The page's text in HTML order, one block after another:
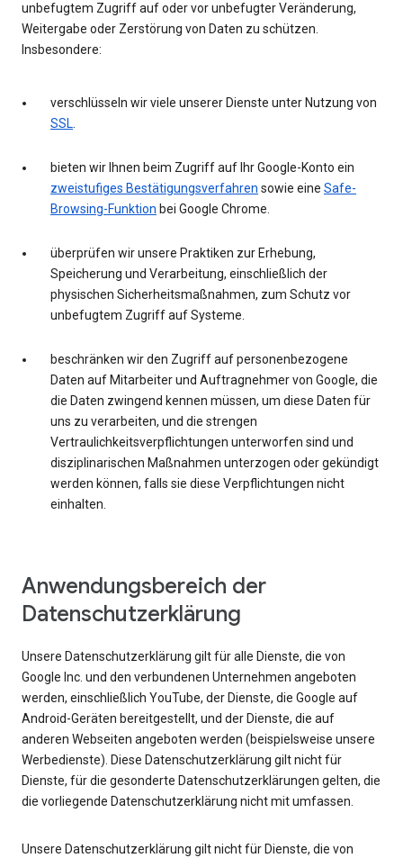
unbefugtem Zugriff auf oder vor unbefugter Veränderung,
Weitergabe oder Zerstörung von Daten zu schützen.
Insbesondere:
verschlüsseln wir viele unserer Dienste unter Nutzung von
SSL.
bieten wir Ihnen beim Zugriff auf Ihr Google-Konto ein
zweistufiges Bestätigungsverfahren sowie eine Safe-
Browsing-Funktion bei Google Chrome.
überprüfen wir unsere Praktiken zur Erhebung,
Speicherung und Verarbeitung, einschließlich der
physischen Sicherheitsmaßnahmen, zum Schutz vor
unbefugtem Zugriff auf Systeme.
beschränken wir den Zugriff auf personenbezogene
Daten auf Mitarbeiter und Auftragnehmer von Google, die
die Daten zwingend kennen müssen, um diese Daten für
uns zu verarbeiten, und die strengen
Vertraulichkeitsverpflichtungen unterworfen sind und
disziplinarischen Maßnahmen unterzogen oder gekündigt
werden können, falls sie diese Verpflichtungen nicht
einhalten.
Anwendungsbereich der
Datenschutzerklärung
Unsere Datenschutzerklärung gilt für alle Dienste, die von
Google Inc. und den verbundenen Unternehmen angeboten
werden, einschließlich YouTube, der Dienste, die Google auf
Android-Geräten bereitgestellt, und der Dienste, die auf
anderen Webseiten angeboten werden (beispielsweise unsere
Werbedienste). Diese Datenschutzerklärung gilt nicht für
Dienste, für die gesonderte Datenschutzerklärungen gelten, die
die vorliegende Datenschutzerklärung nicht mit umfassen.
Unsere Datenschutzerklärung gilt nicht für Dienste, die von